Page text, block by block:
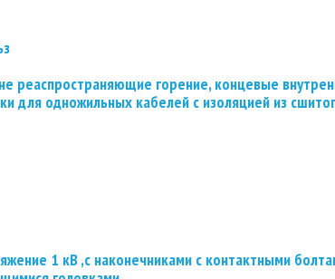
реаспространяющие горение, концевые
для одножильных кабелей с изоляцией из
1 кВ ,с наконечниками с контактными